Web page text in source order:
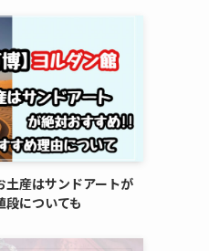
土産はサンドアートが
段についても